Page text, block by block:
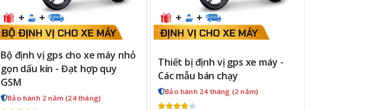
Bộ định vị gps cho xe máy nhỏ
gọn dấu kín - Đạt hợp quy
GSM
Bảo hành 2 năm (24 tháng)
Thiết bị định vị gps xe máy -
Các mẫu bán chạy
Bảo hành 24 tháng (2 năm)